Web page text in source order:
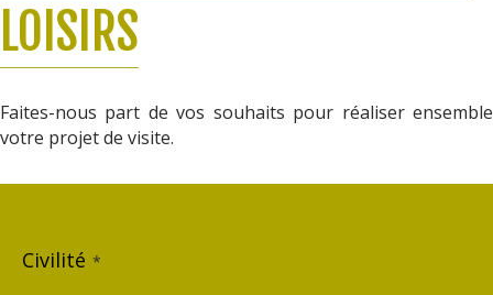
LOISIRS
Faites-nous part de vos souhaits pour réaliser ensemble
votre projet de visite.
Civilité *